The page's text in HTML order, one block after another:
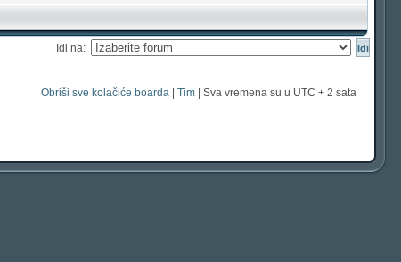
Idi na:
Obriši sve kolačiće boarda Tim | Sva vremena su u UTC + 2 sata